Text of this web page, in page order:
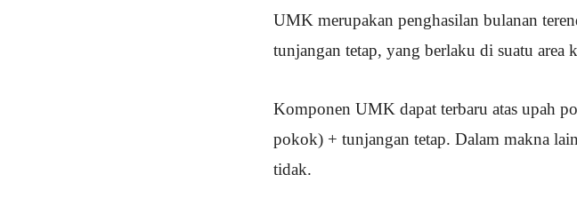
UMK merupakan penghasilan bulanan
tunjangan tetap, yang berlaku di suatu area
Komponen UMK dapat terbaru atas upah
pokok) + tunjangan tetap. Dalam makna
tidak.